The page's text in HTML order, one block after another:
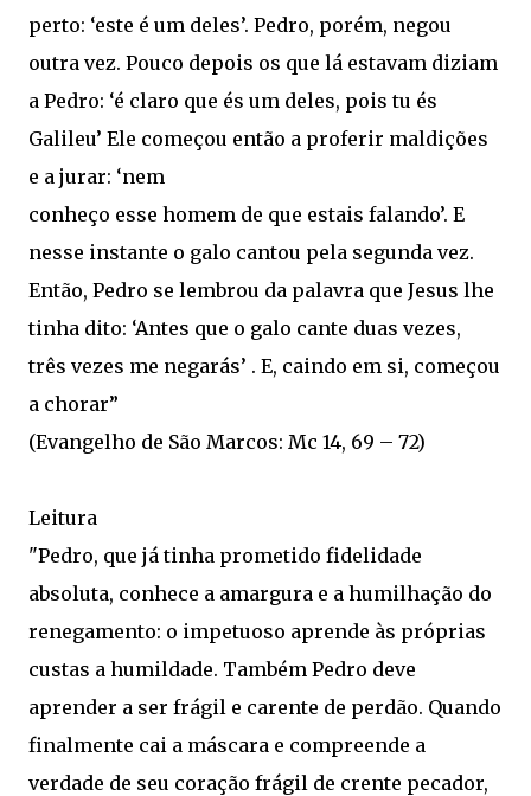
perto: ‘este é um deles’. Pedro, porém, negou
outra vez. Pouco depois os que lá estavam diziam
a Pedro: ‘é claro que és um deles, pois tu és
Galileu’ Ele começou então a proferir maldições
e a jurar: ‘nem
conheço esse homem de que estais falando’. E
nesse instante o galo cantou pela segunda vez.
Então, Pedro se lembrou da palavra que Jesus lhe
tinha dito: ‘Antes que o galo cante duas vezes,
três vezes me negarás’ . E, caindo em si, começou
a chorar”
(Evangelho de São Marcos: Mc 14, 69 – 72)
Leitura
"Pedro, que já tinha prometido fidelidade
absoluta, conhece a amargura e a humilhação do
renegamento: o impetuoso aprende às próprias
custas a humildade. Também Pedro deve
aprender a ser frágil e carente de perdão. Quando
finalmente cai a máscara e compreende a
verdade de seu coração frágil de crente pecador,